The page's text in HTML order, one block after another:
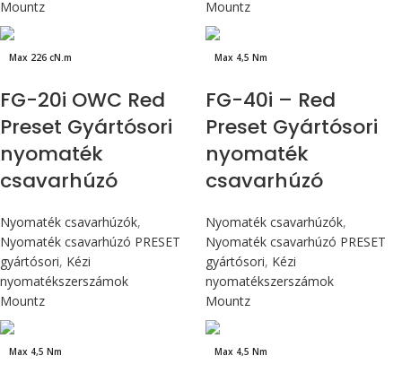
Mountz Mountz
Max 226 cN.m
FG-20i OWC Red
Preset Gyártósori
nyomaték
csavarhúzó
Nyomaték csavarhúzók,
Nyomaték csavarhúzó PRESET
gyártósori, Kézi
nyomatékszerszámok
Mountz
Max 4,5 Nm
FG-40i – Red
Preset Gyártósori
nyomaték
csavarhúzó
Nyomaték csavarhúzók,
Nyomaték csavarhúzó PRESET
gyártósori, Kézi
nyomatékszerszámok
Mountz
Max 4,5 Nm Max 4,5 Nm